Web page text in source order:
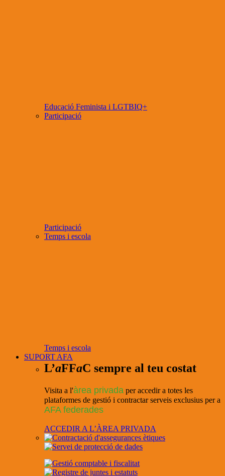
Educació Feminista i LGTBIQ+
Participació
Participació
Temps i escola
Temps i escola
SUPORT AFA
L’aFFaC sempre al teu costat
Visita a l'àrea privada per accedir a totes les
plataformes de gestió i contractar serveis exclusius per a
AFA federades
ACCEDIR A L’ÀREA PRIVADA